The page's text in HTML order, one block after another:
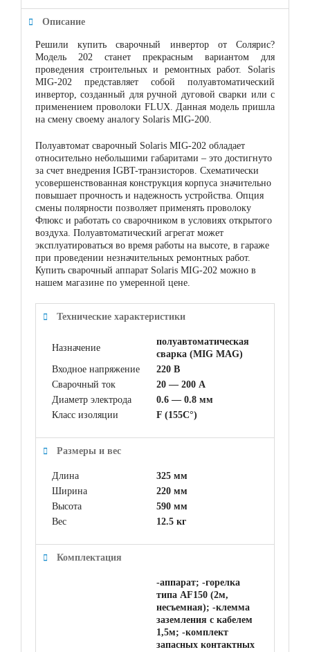
Описание
Решили купить сварочный инвертор от Солярис?
Модель 202 станет прекрасным вариантом для
проведения строительных и ремонтных работ. Solaris
MIG-202 представляет собой полуавтоматический
инвертор, созданный для ручной дуговой сварки или с
применением проволоки FLUX. Данная модель пришла
на смену своему аналогу Solaris MIG-200.
Полуавтомат сварочный Solaris MIG-202 обладает
относительно небольшими габаритами – это достигнуто
за счет внедрения IGBT-транзисторов. Схематически
усовершенствованная конструкция корпуса значительно
повышает прочность и надежность устройства. Опция
смены полярности позволяет применять проволоку
Флюкс и работать со сварочником в условиях открытого
воздуха. Полуавтоматический агрегат может
эксплуатироваться во время работы на высоте, в гараже
при проведении незначительных ремонтных работ.
Купить сварочный аппарат Solaris MIG-202 можно в
нашем магазине по умеренной цене.
Технические характеристики
Назначение
полуавтоматическая
сварка (MIG MAG)
Входное напряжение
220 В
Сварочный ток
20 — 200 А
Диаметр электрода
0.6 — 0.8 мм
Класс изоляции
F (155C°)
Размеры и вес
Длина
325 мм
Ширина
220 мм
Высота
590 мм
Вес
12.5 кг
Комплектация
-аппарат; -горелка
типа AF150 (2м,
несъемная); -клемма
заземления с кабелем
1,5м; -комплект
запасных контактных